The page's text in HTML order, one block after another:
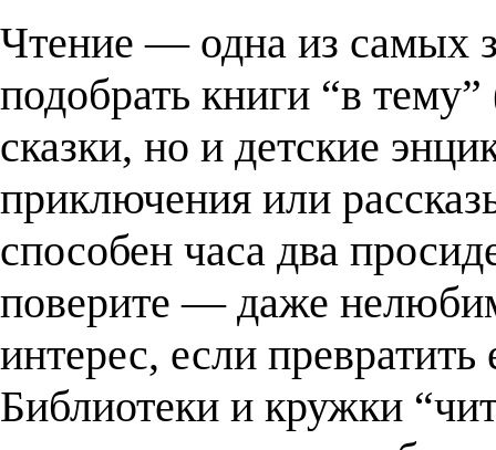
Чтение — одна из самых
подобрать книги “в
сказки, но и детские
приключения или
способен часа два
поверите — даже
интерес, если превратить
Библиотеки и кружки